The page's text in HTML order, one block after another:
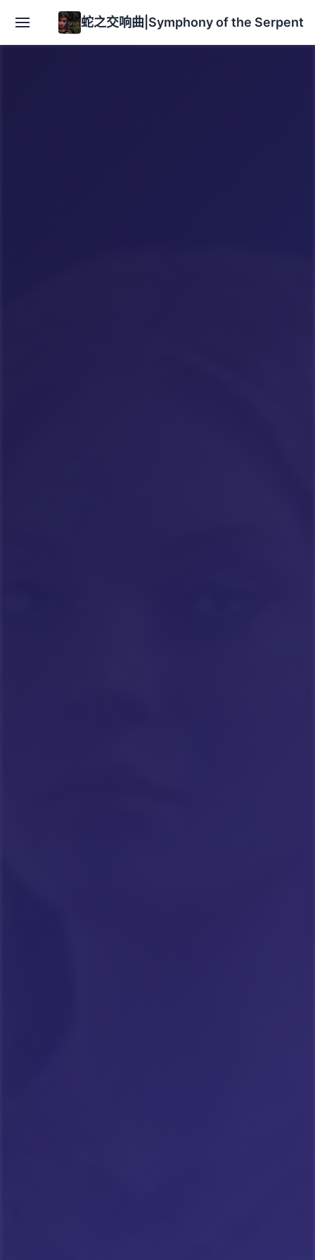
蛇之交响曲|Symphony of the Serpent